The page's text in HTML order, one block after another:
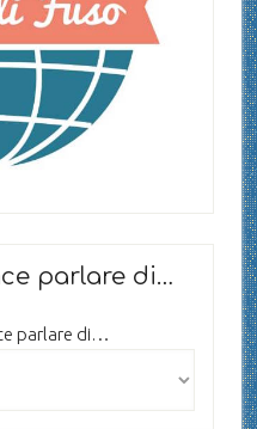
parlare di…
parlare di…